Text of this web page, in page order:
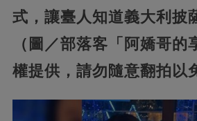
式，讓臺人知道義大利披
（圖／部落客「阿嬌哥的
權提供，請勿隨意翻拍以